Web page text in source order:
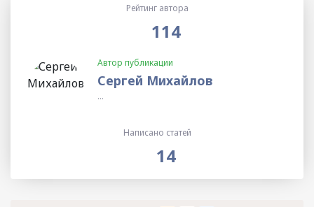
Рейтинг автора
114
Автор публикации
Сергей Михайлов
...
Написано статей
14